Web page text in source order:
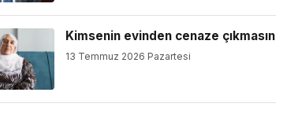
Kimsenin evinden cenaze çıkmasın
13 Temmuz 2026 Pazartesi